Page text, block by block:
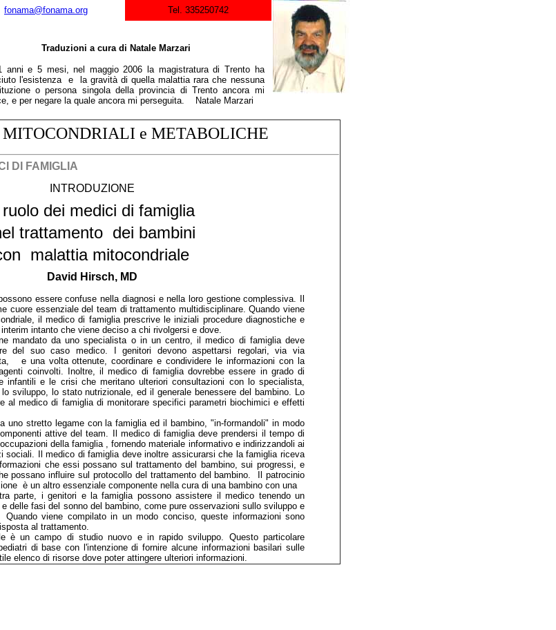
fonama@fonama.org Tel. 335250742
Traduzioni a cura di Natale Marzari
anni e 5 mesi, nel maggio 2006 la magistratura di Trento ha
l'esistenza e la gravità di quella malattia rara che nessuna
o persona singola della provincia di Trento ancora mi
e per negare la quale ancora mi perseguita. Natale Marzari
e METABOLICHE
DI FAMIGLIA
INTRODUZIONE
ruolo dei medici di famiglia
trattamento dei bambini
malattia mitocondriale
David Hirsch, MD
essere confuse nella diagnosi e nella loro gestione complessiva. Il
cuore essenziale del team di trattamento multidisciplinare. Quando viene
il medico di famiglia prescrive le iniziali procedure diagnostiche e
intanto che viene deciso a chi rivolgersi e dove.
mandato da uno specialista o in un centro, il medico di famiglia deve
del suo caso medico. I genitori devono aspettarsi regolari, via via
e una volta ottenute, coordinare e condividere le informazioni con la
coinvolti. Inoltre, il medico di famiglia dovrebbe essere in grado di
infantili e le crisi che meritano ulteriori consultazioni con lo specialista,
sviluppo, lo stato nutrizionale, ed il generale benessere del bambino. Lo
al medico di famiglia di monitorare specifici parametri biochimici e effetti
uno stretto legame con la famiglia ed il bambino, "in-formandoli" in modo
attive del team. Il medico di famiglia deve prendersi il tempo di
della famiglia , fornendo materiale informativo e indirizzandoli ai
sociali. Il medico di famiglia deve inoltre assicurarsi che la famiglia riceva
che essi possano sul trattamento del bambino, sui progressi, e
possano influire sul protocollo del trattamento del bambino. Il patrocinio
è un altro essenziale componente nella cura di una bambino con una
parte, i genitori e la famiglia possono assistere il medico tenendo un
delle fasi del sonno del bambino, come pure osservazioni sullo sviluppo e
viene compilato in un modo conciso, queste informazioni sono
al trattamento.
è un campo di studio nuovo e in rapido sviluppo. Questo particolare
di base con l'intenzione di fornire alcune informazioni basilari sulle
elenco di risorse dove poter attingere ulteriori informazioni.